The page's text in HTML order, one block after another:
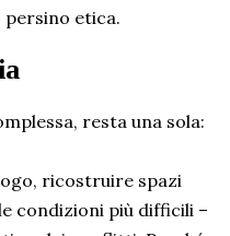
etica.
resta una sola:
ricostruire spazi
condizioni più difficili –